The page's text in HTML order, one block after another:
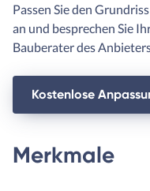
Passen Sie den
an und besprechen Sie
Bauberater des
Kostenlose
Merkmale